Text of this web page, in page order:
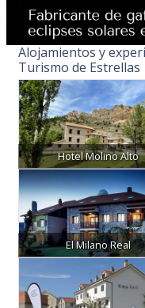
Alojamientos y
Turismo de Estrellas
Hotel Molino Alto
El Milano Real